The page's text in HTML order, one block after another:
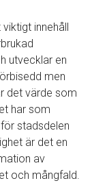
innehåll
utvecklar en
men
det värde som
har som
stadsdelen
är det en
av
och mångfald.